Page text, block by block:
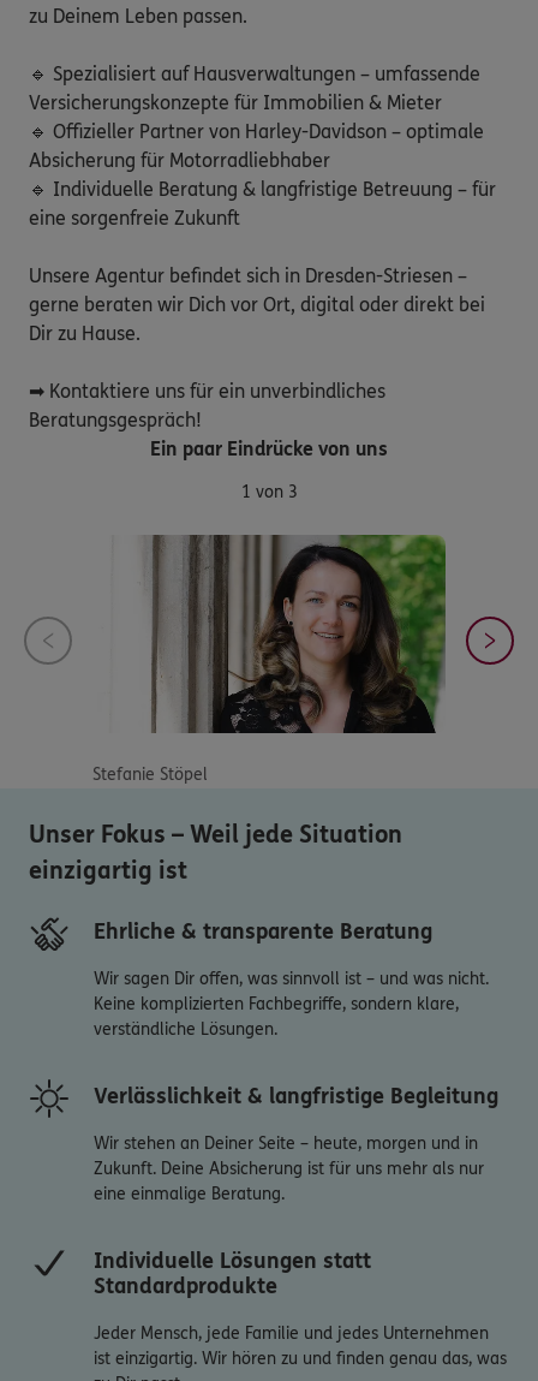
zu Deinem Leben passen.
🔹 Spezialisiert auf Hausverwaltungen – umfassende
Versicherungskonzepte für Immobilien & Mieter
🔹 Offizieller Partner von Harley-Davidson – optimale
Absicherung für Motorradliebhaber
🔹 Individuelle Beratung & langfristige Betreuung – für
eine sorgenfreie Zukunft
Unsere Agentur befindet sich in Dresden-Striesen –
gerne beraten wir Dich vor Ort, digital oder direkt bei
Dir zu Hause.
➡ Kontaktiere uns für ein unverbindliches
Beratungsgespräch!
Ein paar Eindrücke von uns
1 von 3
Stefanie Stöpel
Unser Fokus – Weil jede Situation
einzigartig ist
Ehrliche & transparente Beratung
Wir sagen Dir offen, was sinnvoll ist – und was nicht.
Keine komplizierten Fachbegriffe, sondern klare,
verständliche Lösungen.
Verlässlichkeit & langfristige Begleitung
Wir stehen an Deiner Seite – heute, morgen und in
Zukunft. Deine Absicherung ist für uns mehr als nur
Individuelle Lösungen statt
Standardprodukte
Jeder Mensch, jede Familie und jedes Unternehmen
ist einzigartig. Wir hören zu und finden genau das, was